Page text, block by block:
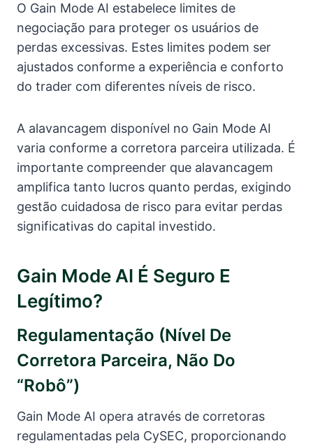
O Gain Mode AI estabelece limites de
negociação para proteger os usuários de
perdas excessivas. Estes limites podem ser
ajustados conforme a experiência e conforto
do trader com diferentes níveis de risco.
A alavancagem disponível no Gain Mode AI
varia conforme a corretora parceira utilizada. É
importante compreender que alavancagem
amplifica tanto lucros quanto perdas, exigindo
gestão cuidadosa de risco para evitar perdas
significativas do capital investido.
Gain Mode AI É Seguro E
Legítimo?
Regulamentação (nível De
Corretora Parceira, Não Do
“robô”)
Gain Mode AI opera através de corretoras
regulamentadas pela CySEC, proporcionando